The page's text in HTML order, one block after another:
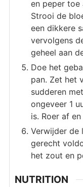
en peper toe
Strooi de
een dikkere
vervolgens
geheel aan
Doe het
pan. Zet het
sudderen
ongeveer 1
is. Roer af
Verwijder de
gerecht
het zout en
NUTRITION